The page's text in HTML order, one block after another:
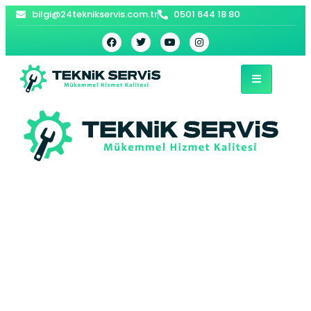
bilgi@24teknikservis.com.tr 0501 644 18 80